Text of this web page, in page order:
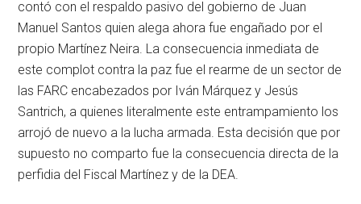
contó con el respaldo pasivo del gobierno de Juan
Manuel Santos quien alega ahora fue engañado por el
propio Martínez Neira. La consecuencia inmediata de
este complot contra la paz fue el rearme de un sector de
las FARC encabezados por Iván Márquez y Jesús
Santrich, a quienes literalmente este entrampamiento los
arrojó de nuevo a la lucha armada. Esta decisión que por
supuesto no comparto fue la consecuencia directa de la
perfidia del Fiscal Martínez y de la DEA.